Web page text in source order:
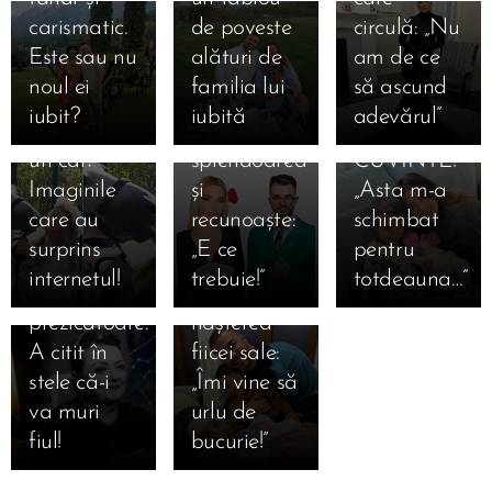
carismatic.
Este sau nu
noul ei
iubit?
de poveste
alături de
familia lui
iubită
circulă: „Nu
am de ce
să ascund
adevărul”
20.03.2025
Loredana
Groza,
sărut
pasional cu
un cal?
Imaginile
care au
surprins
internetul!
Adrian de
la
„Mireasă”!
L-a văzut
„în toată
splendoarea”
și
recunoaște:
„E ce
trebuie!”
care a
LĂSAT PE
TOATĂ
LUMEA
FĂRĂ
CUVINTE!
„Asta m-a
schimbat
pentru
totdeauna…”
07.03.2025
Astrologa
Minerva a
murit la 66
de ani.
Destin
tragic
pentru
celebra
prezicătoare:
A citit în
stele că-i
va muri
fiul!
05.03.2025
Bucurie
fără
margini!
Culiță
Sterp, în
culmea
fericirii
după
nașterea
fiicei sale:
„Îmi vine să
urlu de
bucurie!”
08.08.2025
🎂 Theo
Rose
împlinește